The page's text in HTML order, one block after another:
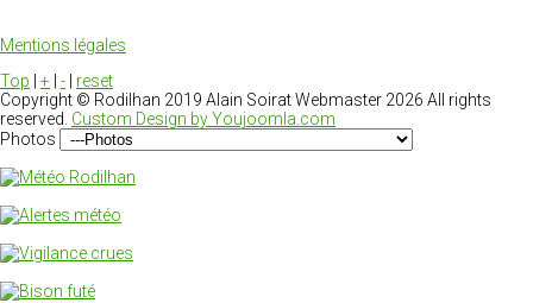
Mentions légales
Top
+ -
reset
Copyright © Rodilhan 2019 Alain Soirat Webmaster 2026 All rights
reserved. Custom Design by Youjoomla.com
Photos